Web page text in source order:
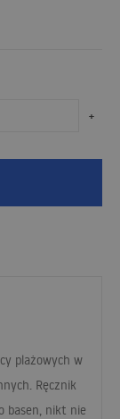
+
plażowych w
Ręcznik
basen, nikt nie